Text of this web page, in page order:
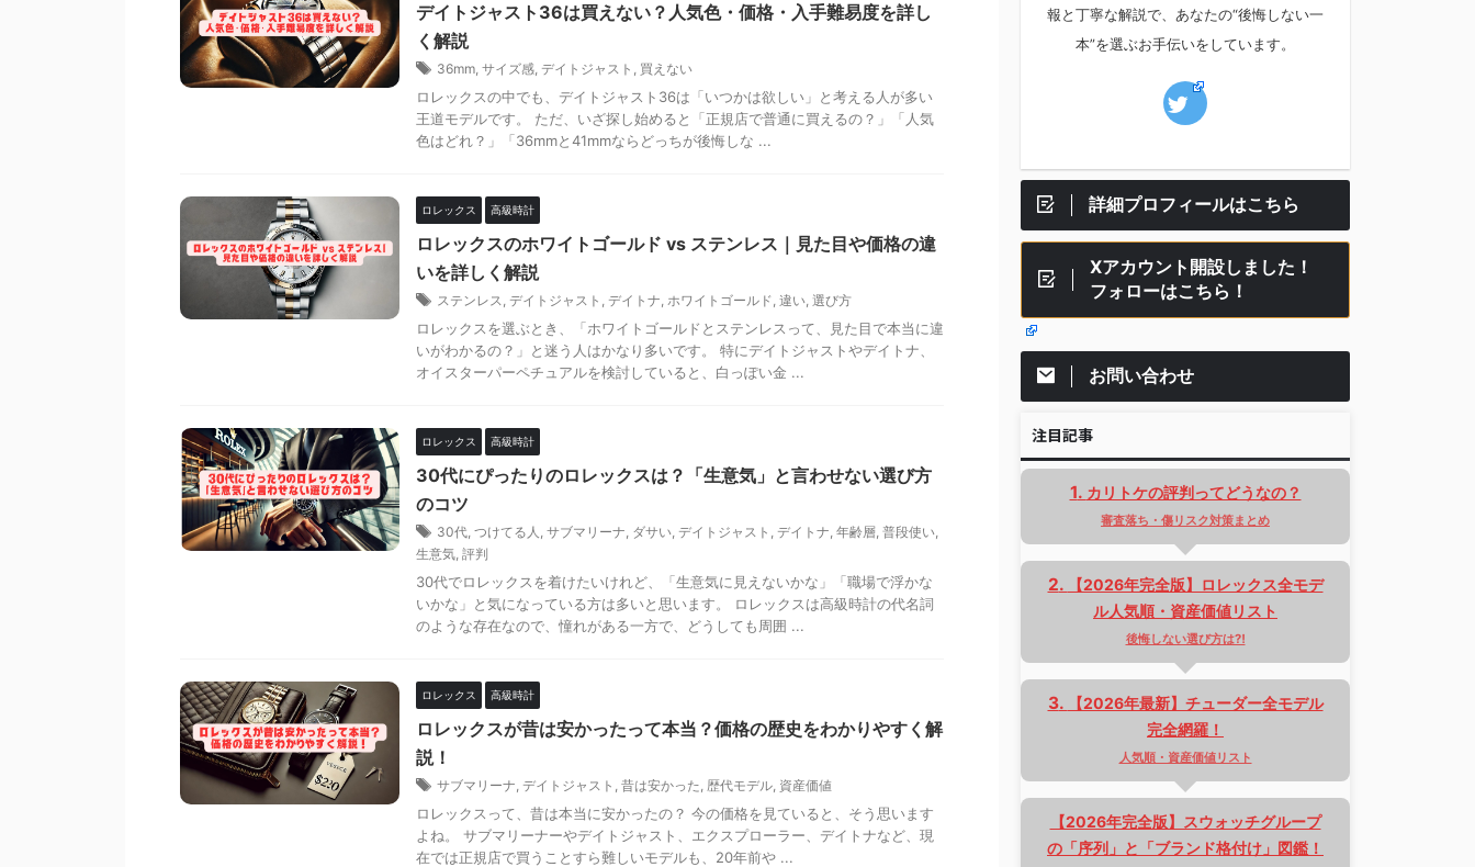
デイトジャスト36は買えない？人気色・価格・入手難易度を詳し
く解説
36mm, サイズ感, デイトジャスト , 買えない
ロレックスの中でも、デイトジャスト36は「いつかは欲しい」と考える人が多い
王道モデルです。 ただ、いざ探し始めると「正規店で普通に買えるの？」「人気
色はどれ？」「36mmと41mmならどっちが後悔しな ...
ロレックス 高級時計
ロレックスのホワイトゴールド vs ステンレス｜見た目や価格の違
いを詳しく解説
ステンレス, デイトジャスト , デイトナ, ホワイトゴールド, 違い, 選び方
ロレックスを選ぶとき、「ホワイトゴールドとステンレスって、見た目で本当に違
いがわかるの？」と迷う人はかなり多いです。 特にデイトジャストやデイトナ、
オイスターパーペチュアルを検討していると、白っぽい金 ...
ロレックス 高級時計
30代にぴったりのロレックスは？「生意気」と言わせない選び方
のコツ
30代, つけてる人 , サブマリーナ, ダサい, デイトジャスト , デイトナ, 年齢層, 普段使い,
生意気, 評判
30代でロレックスを着けたいけれど、「生意気に見えないかな」「職場で浮かな
いかな」と気になっている方は多いと思います。 ロレックスは高級時計の代名詞
のような存在なので、憧れがある一方で、どうしても周囲 ...
ロレックス 高級時計
ロレックスが昔は安かったって本当？価格の歴史をわかりやすく解
説！
サブマリーナ, デイトジャスト , 昔は安かった, 歴代モデル, 資産価値
ロレックスって、昔は本当に安かったの？ 今の価格を見ていると、そう思います
よね。 サブマリーナーやデイトジャスト、エクスプローラー、デイトナなど、現
在では正規店で買うことすら難しいモデルも、20年前や ...
報と丁寧な解説で、あなたの“後悔しない一
本”を選ぶお手伝いをしています。
詳細プロフィールはこちら
Xアカウント開設しました！
フォローはこちら！
お問い合わせ
注目記事
カリトケの評判ってどうなの？
審査落ち・傷リスク対策まとめ
【2026年完全版】ロレックス全モデ
ル人気順・資産価値リスト
後悔しない選び方は⁈
【2026年最新】チューダー全モデル
完全網羅！
人気順・資産価値リスト
【2026年完全版】スウォッチグループ
の「序列」と「ブランド格付け」図鑑！